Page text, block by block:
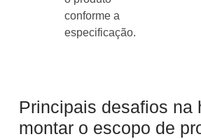
conforme a
especificação.
Principais desafios na
montar o escopo de